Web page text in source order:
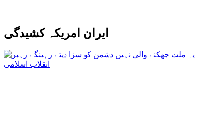
ایران امریکہ کشیدگی